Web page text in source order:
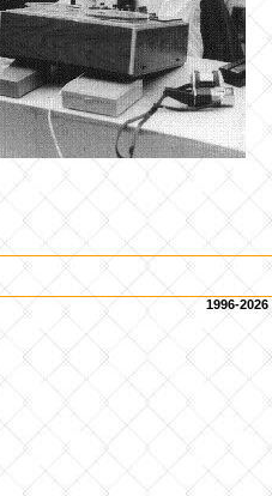
1996-2026